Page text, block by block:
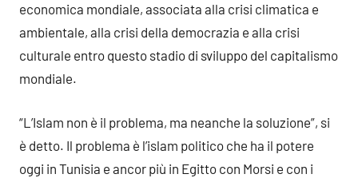
economica mondiale, associata alla crisi climatica e
ambientale, alla crisi della democrazia e alla crisi
culturale entro questo stadio di sviluppo del capitalismo
mondiale.
“L’Islam non è il problema, ma neanche la soluzione”, si
è detto. Il problema è l’islam politico che ha il potere
oggi in Tunisia e ancor più in Egitto con Morsi e con i